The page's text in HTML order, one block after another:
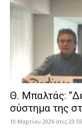
Θ. Μπαλτάς:
σύστημα της
10 Μαρτίου 2026 στις 23:55